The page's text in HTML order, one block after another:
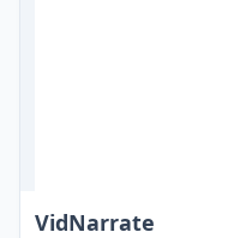
VidNarrate